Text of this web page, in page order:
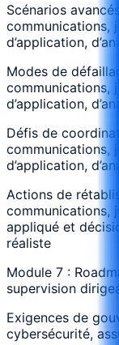
Scénarios
communications,
d’application,
Modes de
communications,
d’application,
Défis de
communications,
d’application,
Actions de
communications,
appliqué et
réaliste
Module 7 :
supervision
Exigences de
cybersécurité,